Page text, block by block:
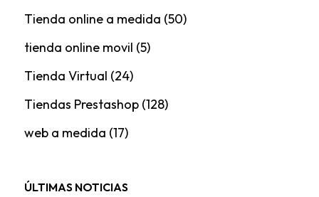
Tienda online a medida (50)
tienda online movil (5)
Tienda Virtual (24)
Tiendas Prestashop(128)
web a medida (17)
ÚLTIMAS NOTICIAS